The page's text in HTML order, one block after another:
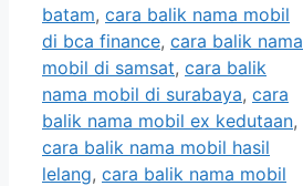
batam, cara balik nama mobil
di bca finance, cara balik nama
mobil di samsat, cara balik
nama mobil di surabaya, cara
balik nama mobil ex kedutaan,
cara balik nama mobil hasil
lelang, cara balik nama mobil